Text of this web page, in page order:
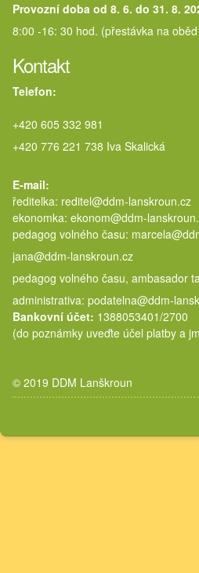
Provozní doba od 8. 6. do 31. 8.
8:00 -16: 30 hod. (přestávka na
Kontakt
Telefon:
+420 605 332 981
+420 776 221 738 Iva Skalická
E-mail:
ředitelka: reditel@ddm-lanskroun.cz
ekonomka: ekonom@ddm-
pedagog volného
jana@ddm-lanskroun.cz
pedagog volného času, ambasador
administrativa: podatelna@ddm-
Bankovní účet: 1388053401/2700
(do poznámky uveďte účel platby a
© 2019 DDM Lanškroun